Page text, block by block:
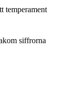
temperament
siffrorna